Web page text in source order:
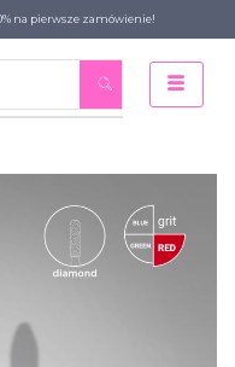
na pierwsze zamówienie!